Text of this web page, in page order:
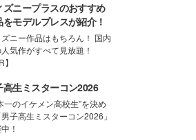
ズニープラスのおすすめ
をモデルプレスが紹介！
ニー作品はもちろん！ 国内
気作がすべて見放題！
】
高生ミスターコン2026
一のイケメン高校生”を決め
子高生ミスターコン2026」
！